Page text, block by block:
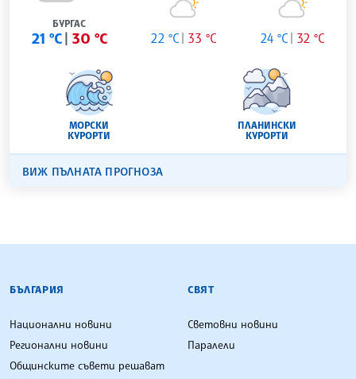
БУРГАС
21 °C 30 °C 22 °C 33 °C 24 °C 32 °C
МОРСКИ
КУРОРТИ
ПЛАНИНСКИ
КУРОРТИ
ВИЖ ПЪЛНАТА ПРОГНОЗА
БЪЛГАРСКА ТЕЛЕГРАФНА АГЕНЦИЯ
БЪЛГАРИЯ
Национални новини
Регионални новини
Общинските съвети решават
СВЯТ
Световни новини
Паралели